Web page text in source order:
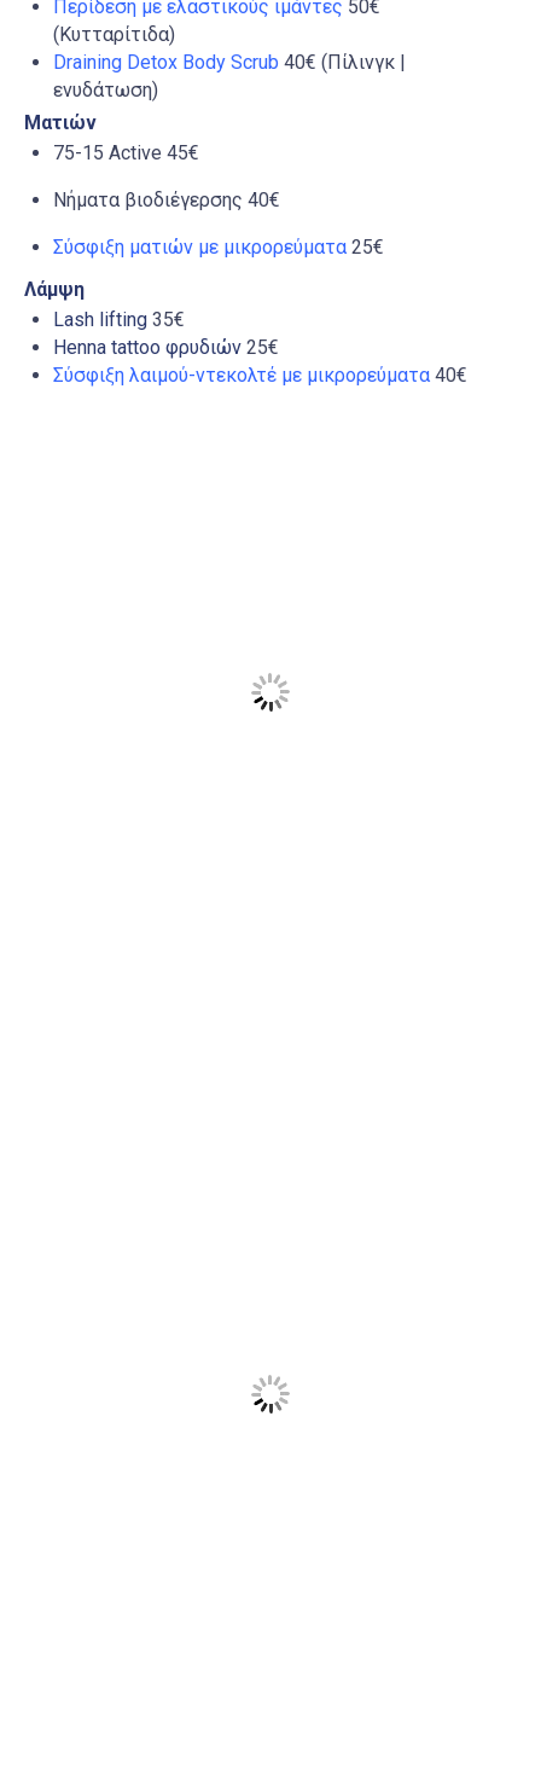
Περίδεση με ελαστικούς ιμάντες 50€
(Κυτταρίτιδα)
Draining Detox Body Scrub 40€ (Πίλινγκ |
ενυδάτωση)
Ματιών
75-15 Active 45€
Νήματα βιοδιέγερσης 40€
Σύσφιξη ματιών με μικρορεύματα 25€
Λάμψη
Lash lifting 35€
Henna tattoo φρυδιών 25€
Σύσφιξη λαιμού-ντεκολτέ με μικρορεύματα 40€